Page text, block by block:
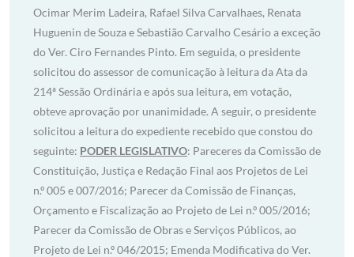
Ocimar Merim Ladeira, Rafael Silva Carvalhaes, Renata
Huguenin de Souza e Sebastião Carvalho Cesário a exceção
do Ver. Ciro Fernandes Pinto. Em seguida, o presidente
solicitou do assessor de comunicação à leitura da Ata da
214ª Sessão Ordinária e após sua leitura, em votação,
obteve aprovação por unanimidade. A seguir, o presidente
solicitou a leitura do expediente recebido que constou do
seguinte: PODER LEGISLATIVO: Pareceres da Comissão de
Constituição, Justiça e Redação Final aos Projetos de Lei
n.º 005 e 007/2016; Parecer da Comissão de Finanças,
Orçamento e Fiscalização ao Projeto de Lei n.º 005/2016;
Parecer da Comissão de Obras e Serviços Públicos, ao
Projeto de Lei n.º 046/2015; Emenda Modificativa do Ver.